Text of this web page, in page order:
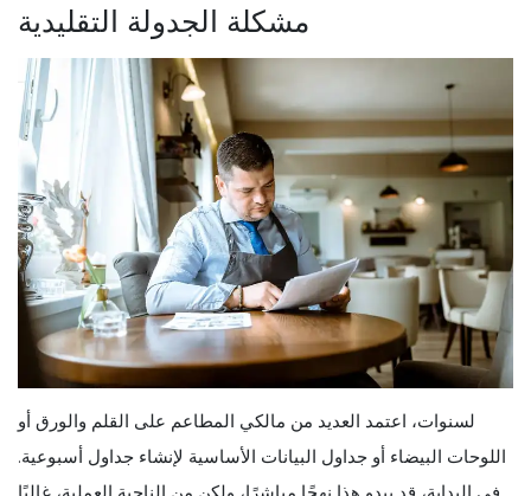
مشكلة الجدولة التقليدية
لسنوات، اعتمد العديد من مالكي المطاعم على القلم والورق أو
اللوحات البيضاء أو جداول البيانات الأساسية لإنشاء جداول أسبوعية.